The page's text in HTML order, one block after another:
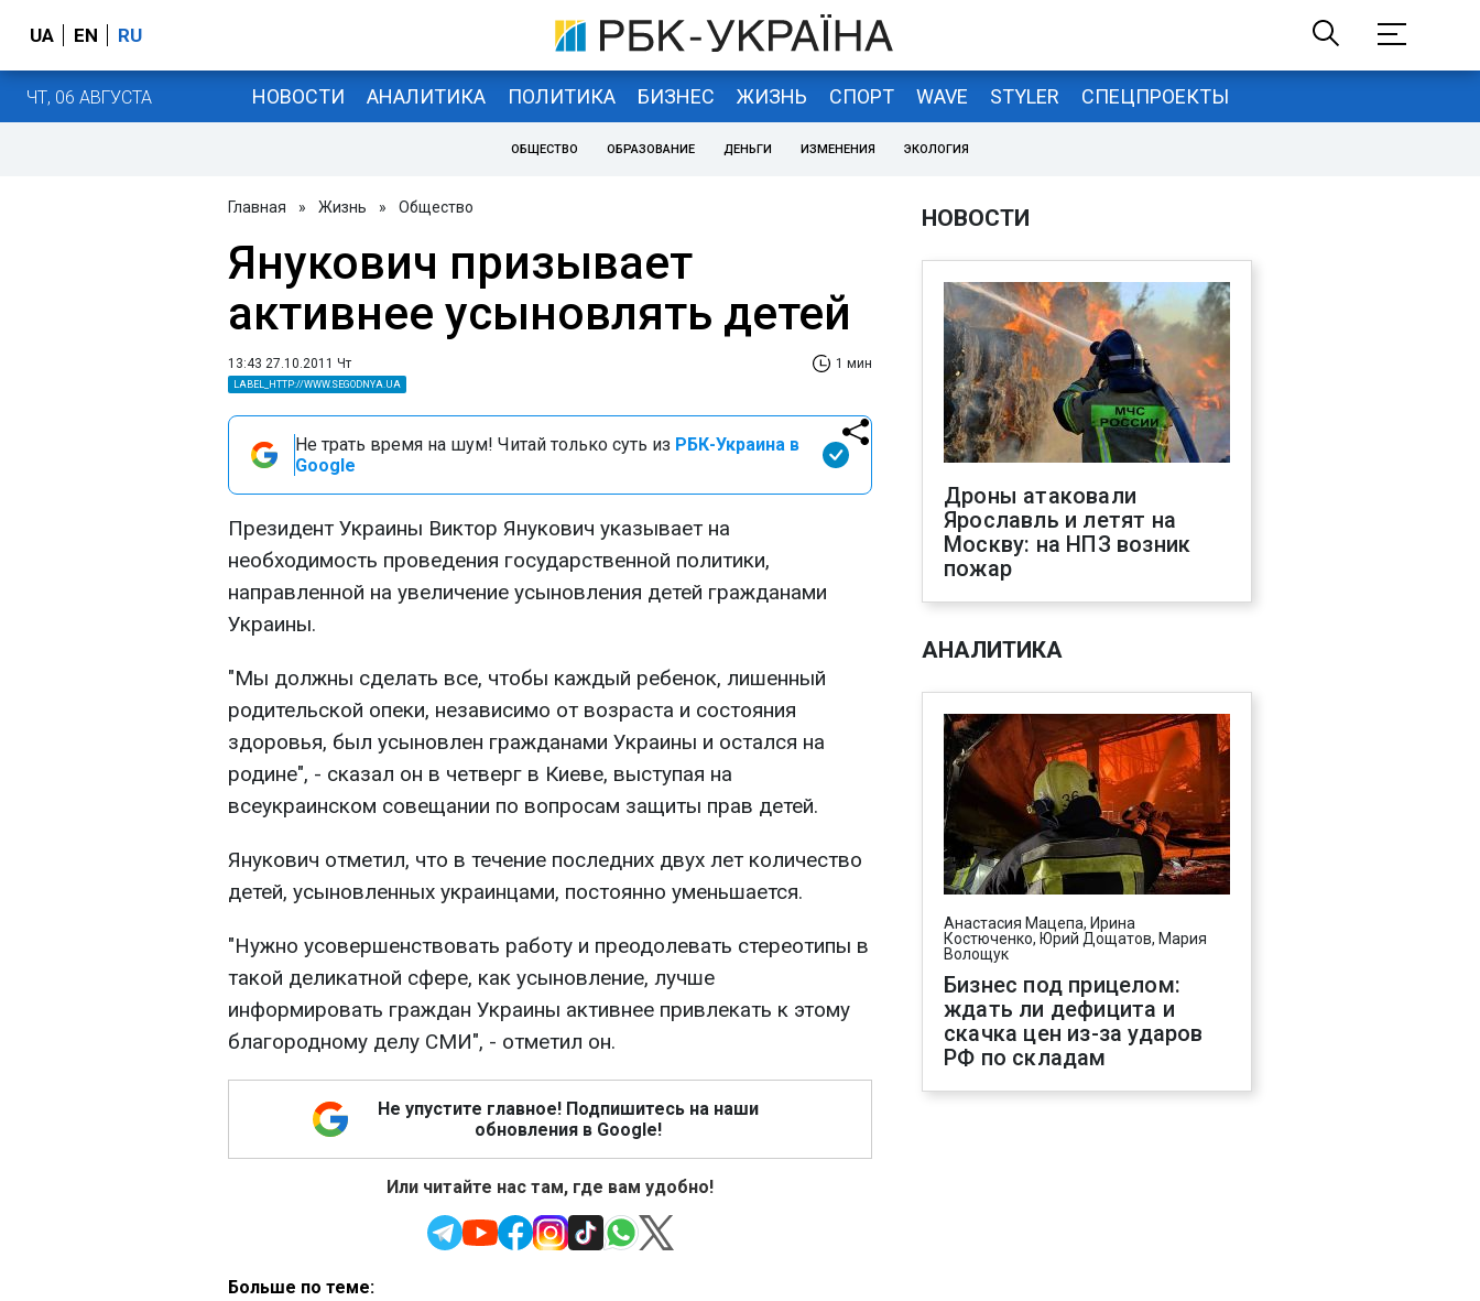
UA EN RU
ЧТ, 06 АВГУСТА НОВОСТИ АНАЛИТИКА ПОЛИТИКА БИЗНЕС ЖИЗНЬ СПОРТ WAVE STYLER СПЕЦПРОЕКТЫ
ОБЩЕСТВО ОБРАЗОВАНИЕ ДЕНЬГИ ИЗМЕНЕНИЯ ЭКОЛОГИЯ
Главная » Жизнь » Общество
Янукович призывает
активнее усыновлять детей
13:43 27.10.2011 Чт 1 мин
LABEL_HTTP://WWW.SEGODNYA.UA
Не трать время на шум! Читай только суть из РБК-Украина в
Google
Президент Украины Виктор Янукович указывает на
необходимость проведения государственной политики,
направленной на увеличение усыновления детей гражданами
Украины.
"Мы должны сделать все, чтобы каждый ребенок, лишенный
родительской опеки, независимо от возраста и состояния
здоровья, был усыновлен гражданами Украины и остался на
родине", - сказал он в четверг в Киеве, выступая на
всеукраинском совещании по вопросам защиты прав детей.
Янукович отметил, что в течение последних двух лет количество
детей, усыновленных украинцами, постоянно уменьшается.
"Нужно усовершенствовать работу и преодолевать стереотипы в
такой деликатной сфере, как усыновление, лучше
информировать граждан Украины активнее привлекать к этому
благородному делу СМИ", - отметил он.
Не упустите главное! Подпишитесь на наши
обновления в Google!
Или читайте нас там, где вам удобно!
Больше по теме:
НОВОСТИ
Дроны атаковали
Ярославль и летят на
Москву: на НПЗ возник
пожар
АНАЛИТИКА
Анастасия Мацепа, Ирина
Костюченко, Юрий Дощатов, Мария
Волощук
Бизнес под прицелом:
ждать ли дефицита и
скачка цен из-за ударов
РФ по складам